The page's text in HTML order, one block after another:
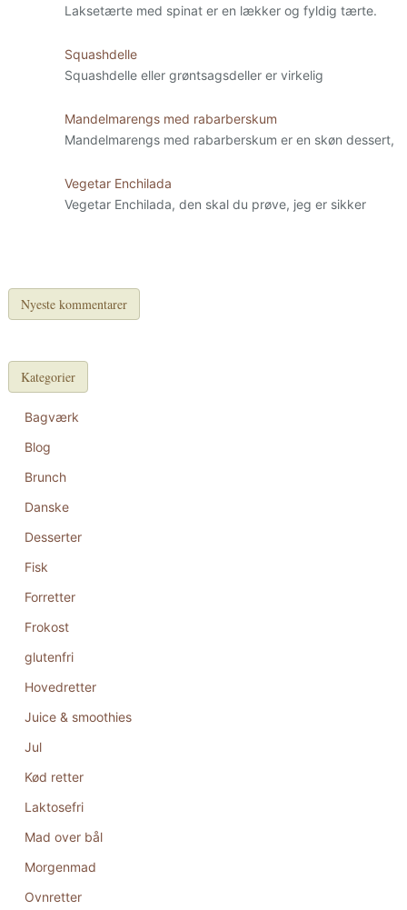
Laksetærte med spinat er en lækker og fyldig tærte.
Squashdelle
Squashdelle eller grøntsagsdeller er virkelig
Mandelmarengs med rabarberskum
Mandelmarengs med rabarberskum er en skøn dessert,
Vegetar Enchilada
Vegetar Enchilada, den skal du prøve, jeg er sikker
Nyeste kommentarer
Kategorier
Bagværk
Blog
Brunch
Danske
Desserter
Fisk
Forretter
Frokost
glutenfri
Hovedretter
Juice & smoothies
Jul
Kød retter
Laktosefri
Mad over bål
Morgenmad
Ovnretter